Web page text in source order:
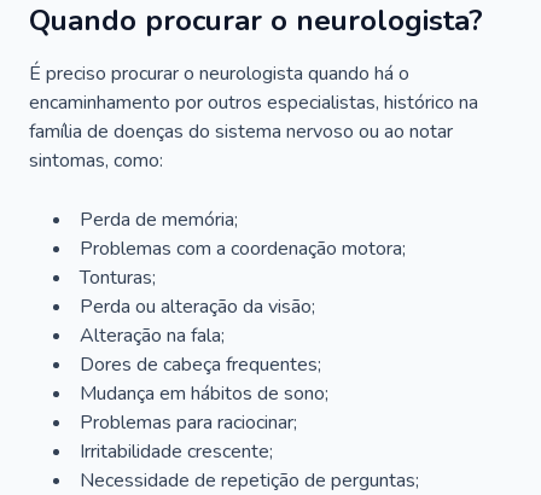
Quando procurar o neurologista?
É preciso procurar o neurologista quando há o
encaminhamento por outros especialistas, histórico na
família de doenças do sistema nervoso ou ao notar
sintomas, como:
Perda de memória;
Problemas com a coordenação motora;
Tonturas;
Perda ou alteração da visão;
Alteração na fala;
Dores de cabeça frequentes;
Mudança em hábitos de sono;
Problemas para raciocinar;
Irritabilidade crescente;
Necessidade de repetição de perguntas;